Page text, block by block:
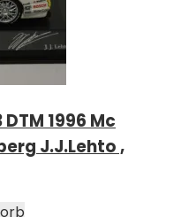
1996 Mc
J.J.Lehto ,